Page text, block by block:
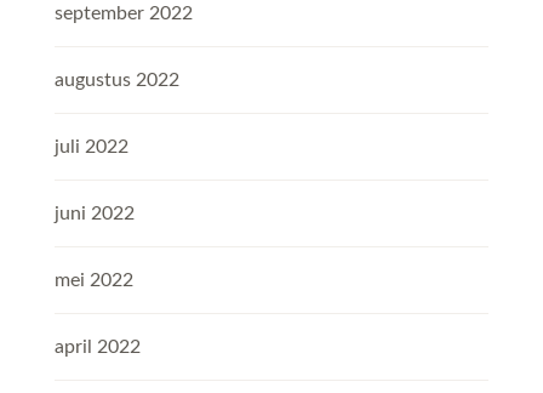
september 2022
augustus 2022
juli 2022
juni 2022
mei 2022
april 2022